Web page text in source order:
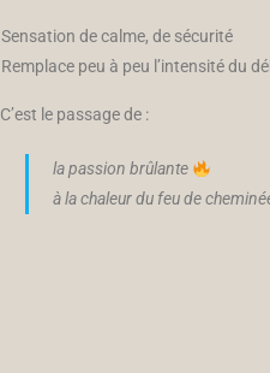
Sensation de calme, de sécurité
Remplace peu à peu l’intensité du
C’est le passage de :
la passion brûlante
à la chaleur du feu de